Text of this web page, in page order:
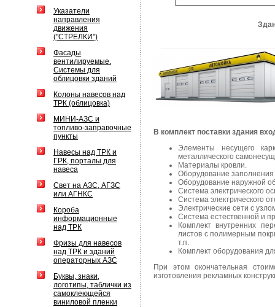
Указатели
направления
движения
("СТРЕЛКИ")
Фасады
вентилируемые.
Системы для
облицовки зданий
Колоны навесов над
ТРК (облицовка)
МИНИ-АЗС и
топливо-заправочные
пункты
Навесы над ТРК и
ГРК, порталы для
навеса
Свет на АЗС, АГЗС
или АГНКС
Короба
информационные
над ТРК
Фризы для навесов
над ТРК и зданий
операторных АЗС
Буквы, знаки,
логотипы, таблички из
самоклеющейся
виниловой пленки
В комплект поставки здания
Элементы несущего
металлического
Материалы кровли.
Оборудование
Оборудование наружной
Система электрического
Система электрического
Электрические сети с
Система естественной и
Комплект внутренних
листов с полимерным
т.п.
Комплект оборудования
При этом окончательная
изготовления рекламных